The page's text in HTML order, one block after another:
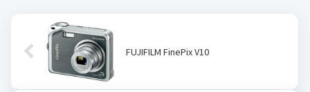
FUJIFILM FinePix V10